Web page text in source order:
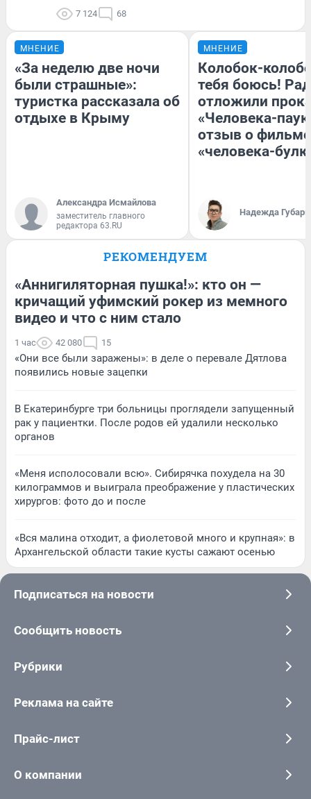
7 124 68
МНЕНИЕ
«За неделю две ночи
были страшные»:
туристка рассказала об
отдыхе в Крыму
Александра Исмайлова
заместитель главного
редактора 63.RU
МНЕНИЕ
Колобок-
тебя боюсь!
отложили
«Человека-
отзыв о
«человека-
Надежда Губарь
РЕКОМЕНДУЕМ
«Аннигиляторная пушка!»: кто он —
кричащий уфимский рокер из мемного
видео и что с ним стало
1 час 42 080 15
«Они все были заражены»: в деле о перевале Дятлова
появились новые зацепки
В Екатеринбурге три больницы проглядели запущенный
рак у пациентки. После родов ей удалили несколько
органов
«Меня исполосовали всю». Сибирячка похудела на 30
килограммов и выиграла преображение у пластических
хирургов: фото до и после
«Вся малина отходит, а фиолетовой много и крупная»: в
Архангельской области такие кусты сажают осенью
Подписаться на новости
Сообщить новость
Рубрики
Реклама на сайте
Прайс-лист
О компании